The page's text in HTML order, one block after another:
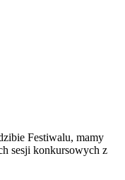
Festiwalu, mamy
sesji konkursowych z